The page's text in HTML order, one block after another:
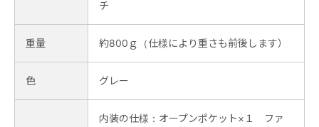
チ
重量 約800ｇ（仕様により重さも前後します）
色 グレー
内装の仕様：オープンポケット×１ ファ